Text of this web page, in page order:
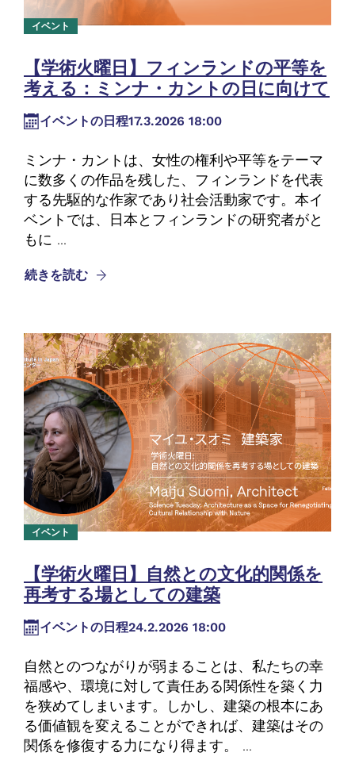
イベント
【学術火曜日】フィンランドの平等を
考える：ミンナ・カントの日に向けて
イベントの日程17.3.2026 18:00
ミンナ・カントは、女性の権利や平等をテーマ
に数多くの作品を残した、フィンランドを代表
する先駆的な作家であり社会活動家です。本イ
ベントでは、日本とフィンランドの研究者がと
もに ...
続きを読む
イベント
【学術火曜日】自然との文化的関係を
再考する場としての建築
イベントの日程24.2.2026 18:00
自然とのつながりが弱まることは、私たちの幸
福感や、環境に対して責任ある関係性を築く力
を狭めてしまいます。しかし、建築の根本にあ
る価値観を変えることができれば、建築はその
関係を修復する力になり得ます。 ...